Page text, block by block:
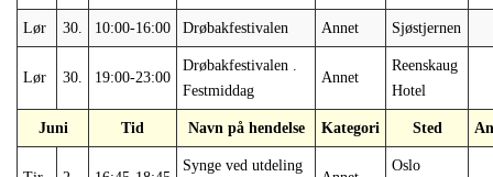
Lør 30. 10:00-16:00 Drøbakfestivalen Annet Sjøstjernen
Lør 30. 19:00-23:00
Drøbakfestivalen .
Festmiddag
Annet
Reenskaug
Hotel
Juni Tid Navn på hendelse Kategori Sted
Synge ved utdeling
Oslo